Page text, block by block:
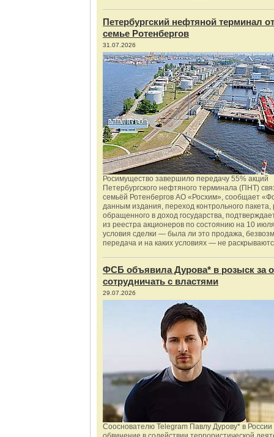
Петербургский нефтяной терминал
семье Ротенбергов
31.07.2026
Росимущество завершило передачу 55% акций
Петербургского нефтяного терминала (ПНТ)
семьёй Ротенбергов АО «Росхим», сообщает
данным издания, переход контрольного пакета,
обращенного в доход государства,
из реестра акционеров по состоянию на 10
условия сделки — была ли это продажа,
передача и на каких условиях — не
ФСБ объявила Дурова* в розыск за
сотрудничать с властями
29.07.2026
Сооснователю Telegram Павлу Дурову* в